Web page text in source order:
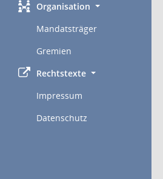
Organisation
Mandatsträger
Gremien
Rechtstexte
Impressum
Datenschutz